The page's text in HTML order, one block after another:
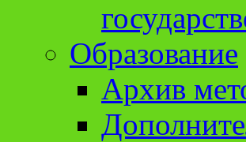
Образование
Архив